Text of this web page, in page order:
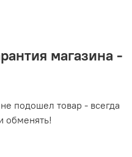
магазина -
подошел товар - всегда
обменять!